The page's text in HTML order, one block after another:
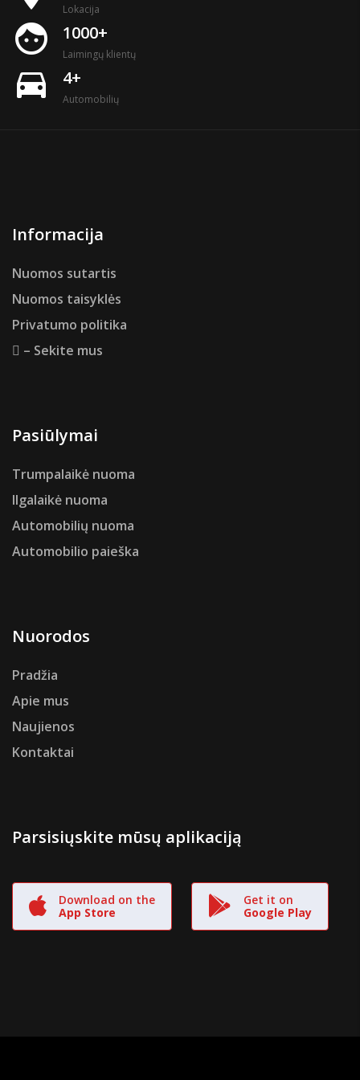
Lokacija
face 1000+
Laimingų klientų
directions_car 4+
Automobilių
Informacija
Nuomos sutartis
Nuomos taisyklės
Privatumo politika
– Sekite mus
Pasiūlymai
Trumpalaikė nuoma
Ilgalaikė nuoma
Automobilių nuoma
Automobilio paieška
Nuorodos
Pradžia
Apie mus
Naujienos
Kontaktai
Parsisiųskite mūsų aplikaciją
Download on the
App Store
Get it on
Google Play